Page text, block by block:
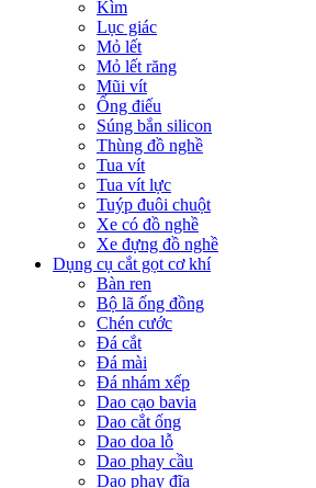
Kìm
Lục giác
Mỏ lết
Mỏ lết răng
Mũi vít
Ống điếu
Súng bắn silicon
Thùng đồ nghề
Tua vít
Tua vít lực
Tuýp đuôi chuột
Xe có đồ nghề
Xe đựng đồ nghề
Dụng cụ cắt gọt cơ khí
Bàn ren
Bộ lã ống đồng
Chén cước
Đá cắt
Đá mài
Đá nhám xếp
Dao cạo bavia
Dao cắt ống
Dao doa lỗ
Dao phay cầu
Dao phay đĩa